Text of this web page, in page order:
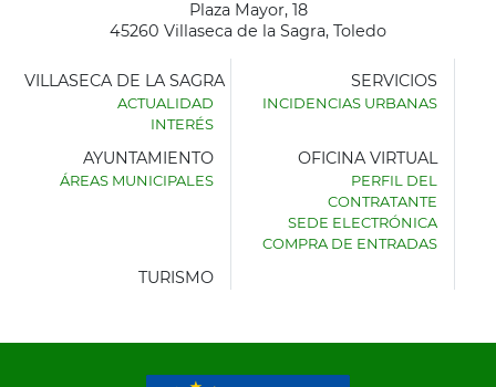
Plaza Mayor, 18
45260 Villaseca de la Sagra, Toledo
AYUNTAMIENTO
VILLASECA DE LA SAGRA
ACTUALIDAD
INTERÉS
SERVICIOS
INCIDENCIAS URBANAS
AYUNTAMIENTO
ÁREAS MUNICIPALES
OFICINA VIRTUAL
PERFIL DEL
CONTRATANTE
SEDE ELECTRÓNICA
COMPRA DE ENTRADAS
TURISMO